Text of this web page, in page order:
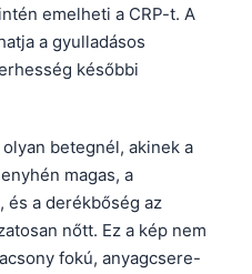
emelheti a CRP-t. A
a gyulladásos
későbbi
betegnél, akinek a
enyhén magas, a
a derékbőség az
nőtt. Ez a kép nem
fokú, anyagcsere-